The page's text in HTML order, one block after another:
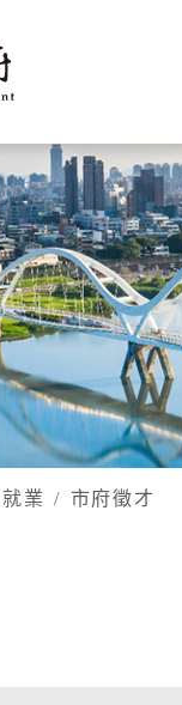
市府榮
耀
新聞花絮
網站瀏覽安
施政成果
法規函令
申辦e服務
福利補助自
生育
孕前保健
生育獎勵
身心障礙
醫療保健
育兒托育
學前補助
就業 市府徵才